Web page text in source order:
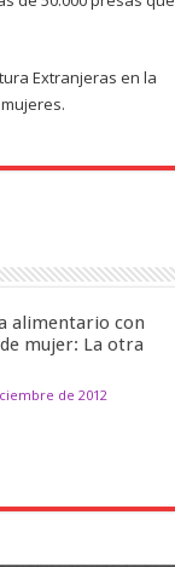
Extranjeras en la
alimentario con
mujer: La otra
de 2012